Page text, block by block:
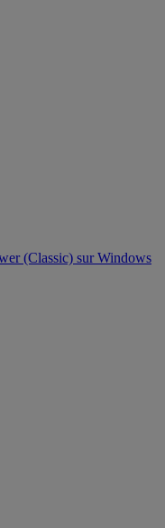
(Classic) sur Windows